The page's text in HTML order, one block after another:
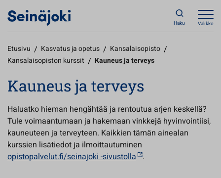
Haku Valikko
Etusivu / Kasvatus ja opetus / Kansalaisopisto /
Kansalaisopiston kurssit / Kauneus ja terveys
Kauneus ja terveys
Haluatko hieman hengähtää ja rentoutua arjen keskellä?
Tule voimaantumaan ja hakemaan vinkkejä hyvinvointiisi,
kauneuteen ja terveyteen. Kaikkien tämän ainealan
kurssien lisätiedot ja ilmoittautuminen
opistopalvelut.fi/seinajoki -sivustolla .